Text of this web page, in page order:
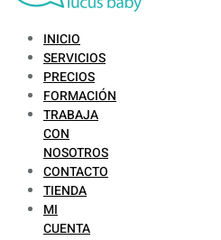
INICIO
SERVICIOS
PRECIOS
FORMACIÓN
TRABAJA
CON
NOSOTROS
CONTACTO
TIENDA
MI
CUENTA